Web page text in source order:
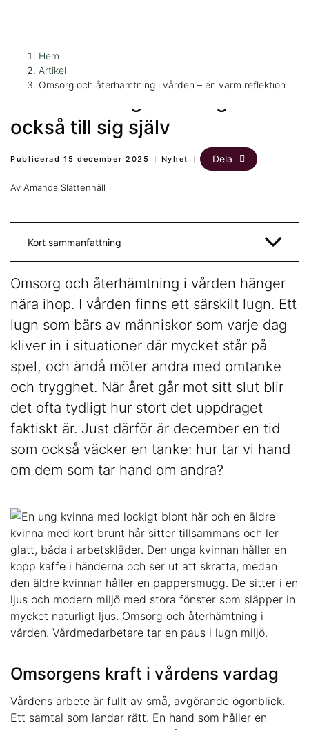
Huvudnavigation
Hem
Artikel
Omsorg och återhämtning i vården – en varm reflektion
också till sig själv
Publicerad 15 december 2025 Nyhet Dela
Av Amanda Slättenhäll
Kort sammanfattning
Omsorg och återhämtning i vården hänger
nära ihop. I vården finns ett särskilt lugn. Ett
lugn som bärs av människor som varje dag
kliver in i situationer där mycket står på
spel, och ändå möter andra med omtanke
och trygghet. När året går mot sitt slut blir
det ofta tydligt hur stort det uppdraget
faktiskt är. Just därför är december en tid
som också väcker en tanke: hur tar vi hand
om dem som tar hand om andra?
Omsorgens kraft i vårdens vardag
Vårdens arbete är fullt av små, avgörande ögonblick.
Ett samtal som landar rätt. En hand som håller en